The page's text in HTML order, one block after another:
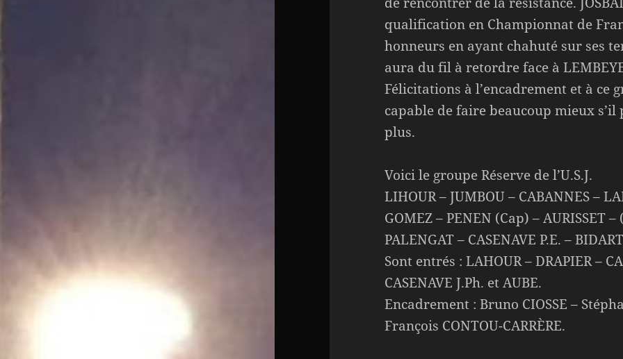
qualification en Championnat de
honneurs en ayant chahuté sur ses
aura du fil à retordre face à
Félicitations à l’encadrement et à ce
capable de faire beaucoup mieux
plus.
Voici le groupe Réserve de l’U.S.J.
LIHOUR – JUMBOU – CABANNES –
GOMEZ – PENEN (Cap) – AURISSET
PALENGAT – CASENAVE P.E. –
Sont entrés : LAHOUR – DRAPIER –
CASENAVE J.Ph. et AUBE.
Encadrement : Bruno CIOSSE –
François CONTOU-CARRÈRE.